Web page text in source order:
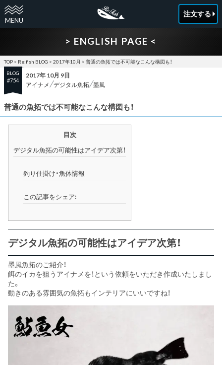
注文する
> ENGLISH PAGE <
TOP > Re:fish BLOG > 2017年10月 > 普通の魚拓では不可能なこんな構図も！
BLOG
#754
2017年 10月 9日
アイナメ
デジタル魚拓 墨風
普通の魚拓では不可能なこんな構図も！
目次
デジタル魚拓の可能性はアイデア次第！
釣り仕掛け・魚体情報
この記事をシェア:
デジタル魚拓の可能性はアイデア次第！
墨風魚拓のご紹介！
餌のイカを狙うアイナメを！という依頼をいただき作成いたしまし
た。
動きのある雰囲気の魚拓もインテリアにいいですね！